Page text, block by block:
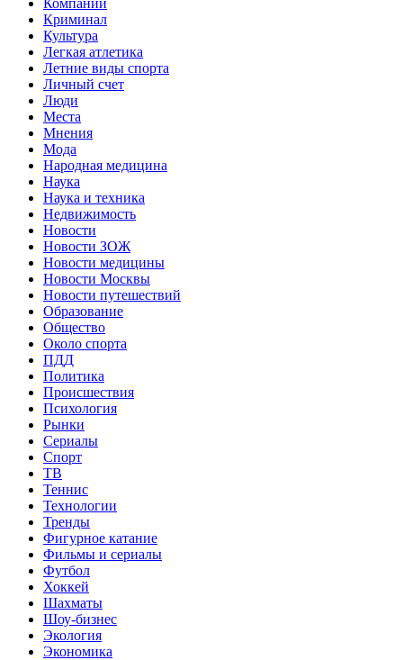
Криминал
Культура
Легкая атлетика
Летние виды спорта
Личный счет
Люди
Места
Мнения
Мода
Народная медицина
Наука
Наука и техника
Недвижимость
Новости
Новости ЗОЖ
Новости медицины
Новости Москвы
Новости путешествий
Образование
Общество
Около спорта
ПДД
Политика
Происшествия
Психология
Рынки
Сериалы
Спорт
ТВ
Теннис
Технологии
Тренды
Фигурное катание
Фильмы и сериалы
Футбол
Хоккей
Шахматы
Шоу-бизнес
Экология
Экономика